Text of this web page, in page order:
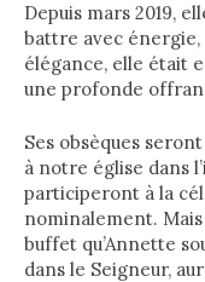
Depuis mars 2019,
battre avec énergie,
élégance, elle était
une profonde
Ses obsèques
à notre église dans
participeront à la
nominalement.
buffet qu’Annette
dans le Seigneur,